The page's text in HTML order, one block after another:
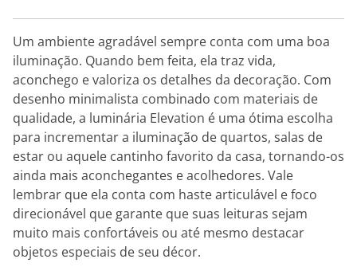
Um ambiente agradável sempre conta com uma boa
iluminação. Quando bem feita, ela traz vida,
aconchego e valoriza os detalhes da decoração. Com
desenho minimalista combinado com materiais de
qualidade, a luminária Elevation é uma ótima escolha
para incrementar a iluminação de quartos, salas de
estar ou aquele cantinho favorito da casa, tornando-os
ainda mais aconchegantes e acolhedores. Vale
lembrar que ela conta com haste articulável e foco
direcionável que garante que suas leituras sejam
muito mais confortáveis ou até mesmo destacar
objetos especiais de seu décor.